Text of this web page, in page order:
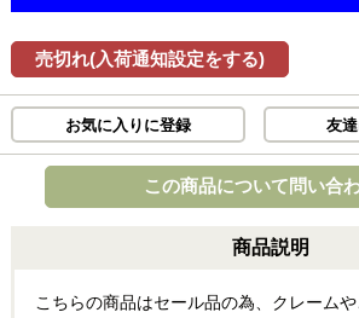
売切れ(入荷通知設定をする)
お気に入りに登録 友
この商品について問い合
商品説明
こちらの商品はセール品の為、クレーム